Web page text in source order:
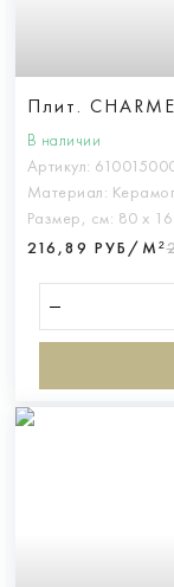
Плит.
В наличии
Артикул:
Материал:
Размер, см: 80 х
216,89 РУБ/М²